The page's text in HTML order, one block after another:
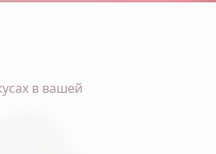
в вашей